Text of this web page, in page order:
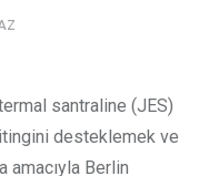
santraline (JES)
desteklemek ve
amacıyla Berlin